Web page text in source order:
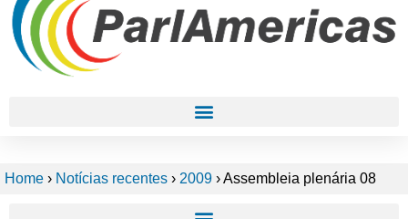
Home › Notícias recentes › 2009 ›Assembleia plenária 08